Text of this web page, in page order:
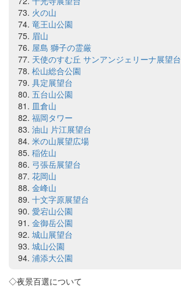
火の山
竜王山公園
眉山
屋島 獅子の霊厳
天使のすむ丘 サンアンジェリーナ展望台
松山総合公園
具定展望台
五台山公園
皿倉山
福岡タワー
油山 片江展望台
米の山展望広場
稲佐山
弓張岳展望台
花岡山
金峰山
十文字原展望台
愛宕山公園
金御岳公園
城山展望台
城山公園
浦添大公園
◇夜景百選について